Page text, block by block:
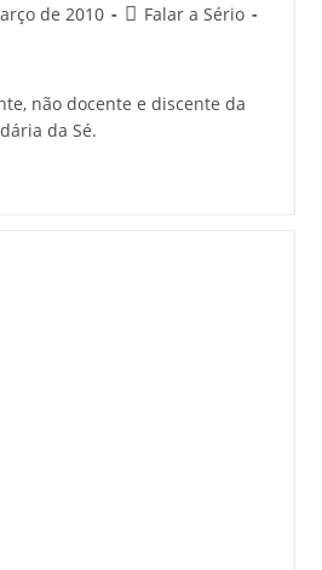
de 2010
PostFalar a Sério
não docente e discente da
da Sé.